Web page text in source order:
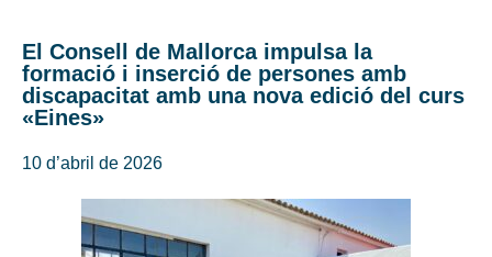
El Consell de Mallorca impulsa la
formació i inserció de persones amb
discapacitat amb una nova edició del curs
«Eines»
10 d’abril de 2026